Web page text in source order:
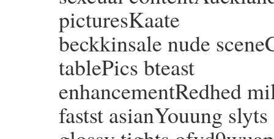
picturesKaate
beckkinsale nude
tablePics bteast
enhancementRedhed
fastst asianYouung slyts